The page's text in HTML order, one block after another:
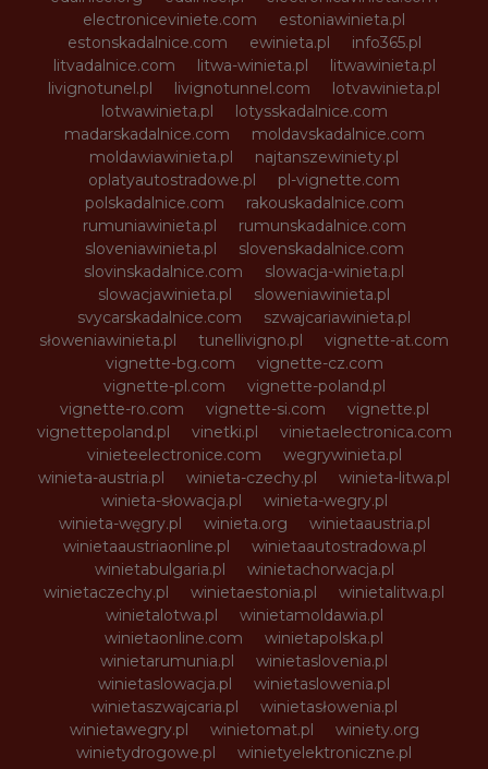
electroniceviniete.com
estoniawinieta.pl
estonskadalnice.com
ewinieta.pl
info365.pl
litvadalnice.com
litwa-winieta.pl
litwawinieta.pl
livignotunel.pl
livignotunnel.com
lotvawinieta.pl
lotwawinieta.pl
lotysskadalnice.com
madarskadalnice.com
moldavskadalnice.com
moldawiawinieta.pl
najtanszewiniety.pl
oplatyautostradowe.pl
pl-vignette.com
polskadalnice.com
rakouskadalnice.com
rumuniawinieta.pl
rumunskadalnice.com
sloveniawinieta.pl
slovenskadalnice.com
slovinskadalnice.com
slowacja-winieta.pl
slowacjawinieta.pl
sloweniawinieta.pl
svycarskadalnice.com
szwajcariawinieta.pl
słoweniawinieta.pl
tunellivigno.pl
vignette-at.com
vignette-bg.com
vignette-cz.com
vignette-pl.com
vignette-poland.pl
vignette-ro.com
vignette-si.com
vignette.pl
vignettepoland.pl
vinetki.pl
vinietaelectronica.com
vinieteelectronice.com
wegrywinieta.pl
winieta-austria.pl
winieta-czechy.pl
winieta-litwa.pl
winieta-słowacja.pl
winieta-wegry.pl
winieta-węgry.pl
winieta.org
winietaaustria.pl
winietaaustriaonline.pl
winietaautostradowa.pl
winietabulgaria.pl
winietachorwacja.pl
winietaczechy.pl
winietaestonia.pl
winietalitwa.pl
winietalotwa.pl
winietamoldawia.pl
winietaonline.com
winietapolska.pl
winietarumunia.pl
winietaslovenia.pl
winietaslowacja.pl
winietaslowenia.pl
winietaszwajcaria.pl
winietasłowenia.pl
winietawegry.pl
winietomat.pl
winiety.org
winietydrogowe.pl
winietyelektroniczne.pl